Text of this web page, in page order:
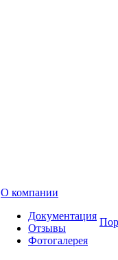
О компании
Документация
Отзывы
Фотогалерея